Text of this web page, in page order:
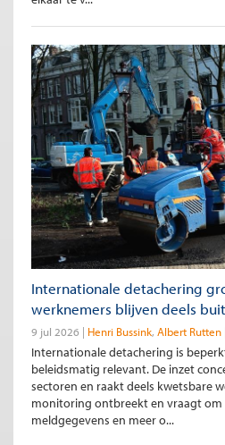
Internationale detachering
werknemers blijven deels
9 jul 2026 Henri Bussink Albert Rutten
Internationale detachering is
beleidsmatig relevant. De inzet
sectoren en raakt deels kwetsbare
monitoring ontbreekt en vraagt
meldgegevens en meer o...